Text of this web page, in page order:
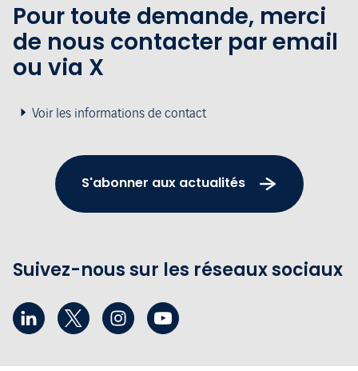
Pour toute demande, merci
de nous contacter par email
ou via X
Voir les informations de contact
S'abonner aux actualités
Suivez-nous sur les réseaux sociaux